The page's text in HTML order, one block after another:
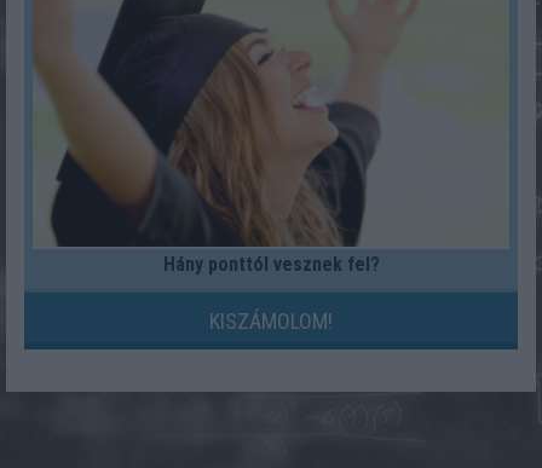
Hány ponttól vesznek fel?
KISZÁMOLOM!